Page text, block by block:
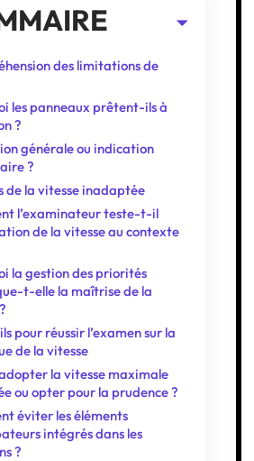
des limitations de
les panneaux prêtent-ils à
?
générale ou indication
?
de la vitesse inadaptée
l’examinateur teste-t-il
de la vitesse au contexte
la gestion des priorités
t-elle la maîtrise de la
pour réussir l’examen sur la
de la vitesse
la vitesse maximale
ou opter pour la prudence ?
éviter les éléments
intégrés dans les
?